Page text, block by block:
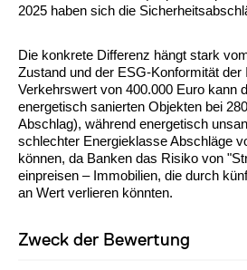
2025 haben sich die
Die konkrete Differenz hängt stark
Zustand und der ESG-Konformität der
Verkehrswert von 400.000 Euro kann
energetisch sanierten Objekten bei
Abschlag), während energetisch
schlechter Energieklasse Abschläge
können, da Banken das Risiko von
einpreisen – Immobilien, die durch
an Wert verlieren könnten.
Zweck der Bewertung